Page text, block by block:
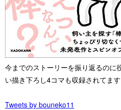
今までのストーリーを振り返るのに
い描き下ろし4コマも収録されてま
Tweets by bouneko11